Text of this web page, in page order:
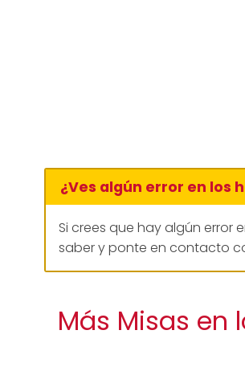
¿Ves algún error en los
Si crees que hay algún error
saber y ponte en contacto
Más Misas en